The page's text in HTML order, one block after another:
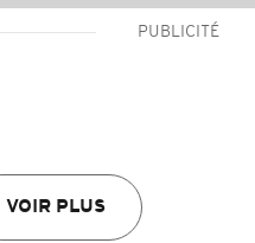
PUBLICITÉ
VOIR PLUS